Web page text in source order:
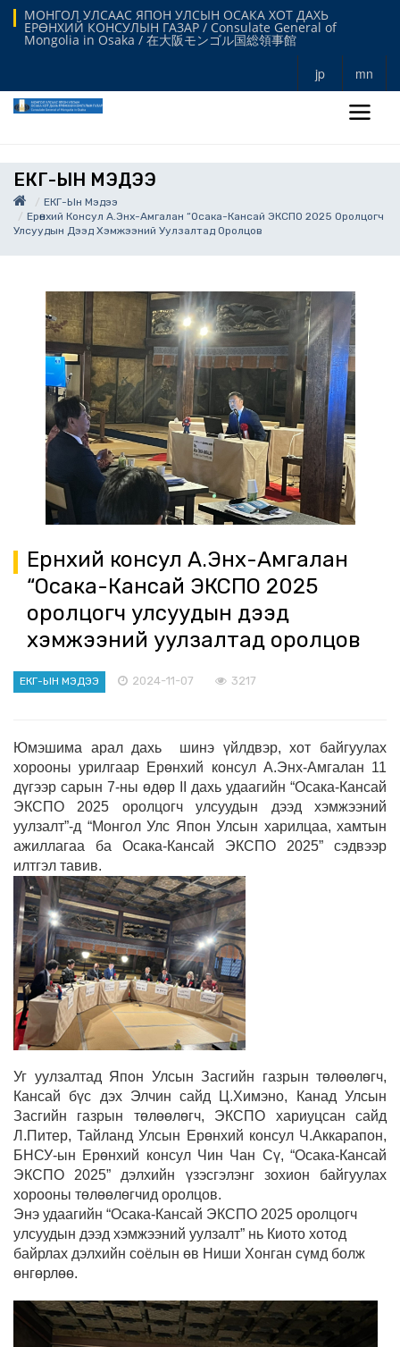
МОНГОЛ УЛСААС ЯПОН УЛСЫН ОСАКА ХОТ ДАХЬ
ЕРӨНХИЙ КОНСУЛЫН ГАЗАР / Consulate General of
Mongolia in Osaka / 在大阪モンゴル国総領事館
jp mn
ЕКГ-ЫН МЭДЭЭ
ЕКГ-Ын Мэдээ
Ерөнхий Консул А.Энх-Амгалан “Осака-Кансай ЭКСПО 2025 Оролцогч
Улсуудын Дээд Хэмжээний Уулзалтад Оролцов
Ерөнхий консул А.Энх-Амгалан
“Осака-Кансай ЭКСПО 2025
оролцогч улсуудын дээд
хэмжээний уулзалтад оролцов
ЕКГ-ЫН МЭДЭЭ 2024-11-07 3217
Юмэшима арал дахь шинэ үйлдвэр, хот байгуулах
хорооны урилгаар Ерөнхий консул А.Энх-Амгалан 11
дүгээр сарын 7-ны өдөр II дахь удаагийн “Осака-Кансай
ЭКСПО 2025 оролцогч улсуудын дээд хэмжээний
уулзалт”-д “Монгол Улс Япон Улсын харилцаа, хамтын
ажиллагаа ба Осака-Кансай ЭКСПО 2025” сэдвээр
илтгэл тавив.
Уг уулзалтад Япон Улсын Засгийн газрын төлөөлөгч,
Кансай бүс дэх Элчин сайд Ц.Химэно, Канад Улсын
Засгийн газрын төлөөлөгч, ЭКСПО хариуцсан сайд
Л.Питер, Тайланд Улсын Ерөнхий консул Ч.Аккарапон,
БНСУ-ын Ерөнхий консул Чин Чан Сү, “Осака-Кансай
ЭКСПО 2025” дэлхийн үзэсгэлэнг зохион байгуулах
хорооны төлөөлөгчид оролцов.
Энэ удаагийн “Осака-Кансай ЭКСПО 2025 оролцогч
улсуудын дээд хэмжээний уулзалт” нь Киото хотод
байрлах дэлхийн соёлын өв Ниши Хонган сүмд болж
өнгөрлөө.